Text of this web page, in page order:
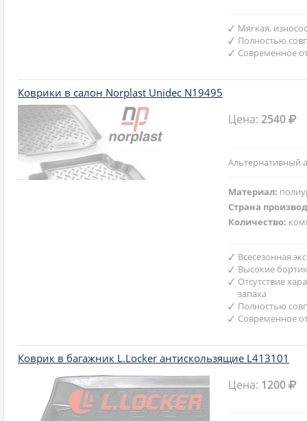
Мягкая,
Полностью
Современное
Коврики в салон Norplast Unidec N19495
Цена:2540
Альтернативный
Материал:
Страна
Количество:
Всесезонная
Высокие
Отсутствие
запаха
Полностью
Современное
Коврик в багажник L.Locker антискользящие L413101
Цена: 1200